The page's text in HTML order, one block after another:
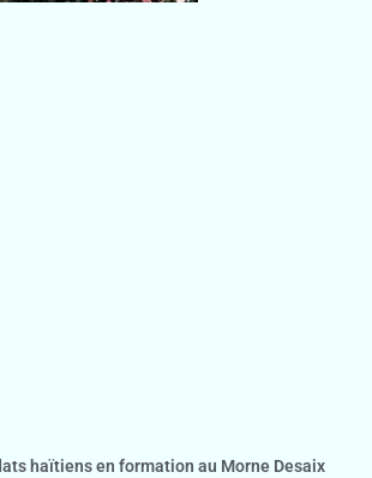
haïtiens en formation au Morne Desaix